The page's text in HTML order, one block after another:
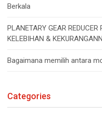
Berkala
PLANETARY GEAR REDUCER
KELEBIHAN &
Bagaimana memilih antara
Categories